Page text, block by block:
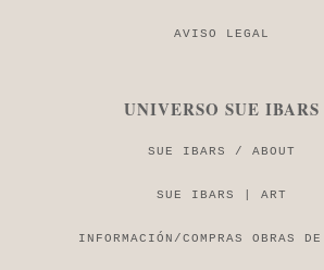
AVISO LEGAL
UNIVERSO SUE IBARS
SUE IBARS / ABOUT
SUE IBARS | ART
INFORMACIÓN/COMPRAS OBRAS